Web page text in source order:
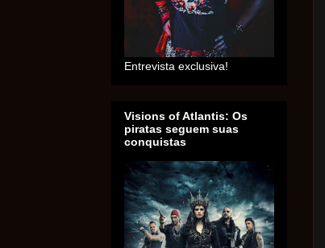
Entrevista exclusiva!
Visions of Atlantis: Os
piratas seguem suas
conquistas